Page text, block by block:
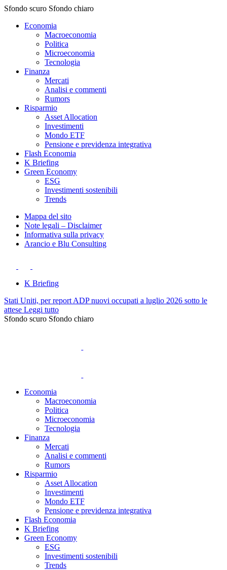
Sfondo scuro Sfondo chiaro
Economia
Macroeconomia
Politica
Microeconomia
Tecnologia
Finanza
Mercati
Analisi e commenti
Rumors
Risparmio
Asset Allocation
Investimenti
Mondo ETF
Pensione e previdenza integrativa
Flash Economia
K Briefing
Green Economy
ESG
Investimenti sostenibili
Trends
Mappa del sito
Note legali – Disclaimer
Informativa sulla privacy
Arancio e Blu Consulting
K Briefing
Stati Uniti, per report ADP nuovi occupati a luglio 2026 sotto le
attese Leggi tutto
Sfondo scuro Sfondo chiaro
Economia
Macroeconomia
Politica
Microeconomia
Tecnologia
Finanza
Mercati
Analisi e commenti
Rumors
Risparmio
Asset Allocation
Investimenti
Mondo ETF
Pensione e previdenza integrativa
Flash Economia
K Briefing
Green Economy
ESG
Investimenti sostenibili
Trends